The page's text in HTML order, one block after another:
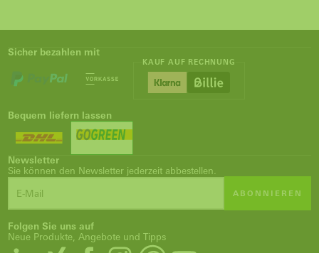
Sicher bezahlen mit
KAUF AUF RECHNUNG
Bequem liefern lassen
Newsletter
Sie können den Newsletter jederzeit abbestellen.
ABONNIEREN
Folgen Sie uns auf
Neue Produkte, Angebote und Tipps